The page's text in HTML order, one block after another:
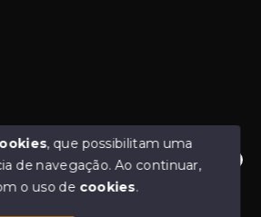
disponíveis para te ajudar.
Nakamura - Corretora de
, que possibilitam uma
de navegação.Ao continuar,
o uso de cookies.